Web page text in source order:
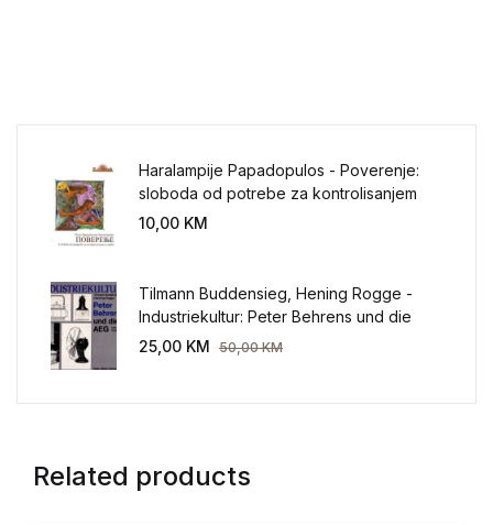
Haralampije Papadopulos - Poverenje:
sloboda od potrebe za kontrolisanjem
sveta
10,00 KM
Tilmann Buddensieg, Hening Rogge -
Industriekultur: Peter Behrens und die
AEG 1907-1914.
25,00 KM 50,00KM
Related products